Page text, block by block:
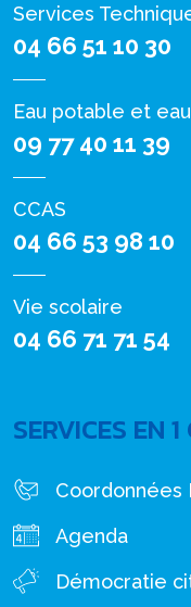
Services
04 66 51 10 30
Eau potable et
09 77 40 11 39
CCAS
04 66 53 98 10
Vie scolaire
04 66 71 71 54
SERVICES EN 1
Coordonnées
Agenda
Démocratie